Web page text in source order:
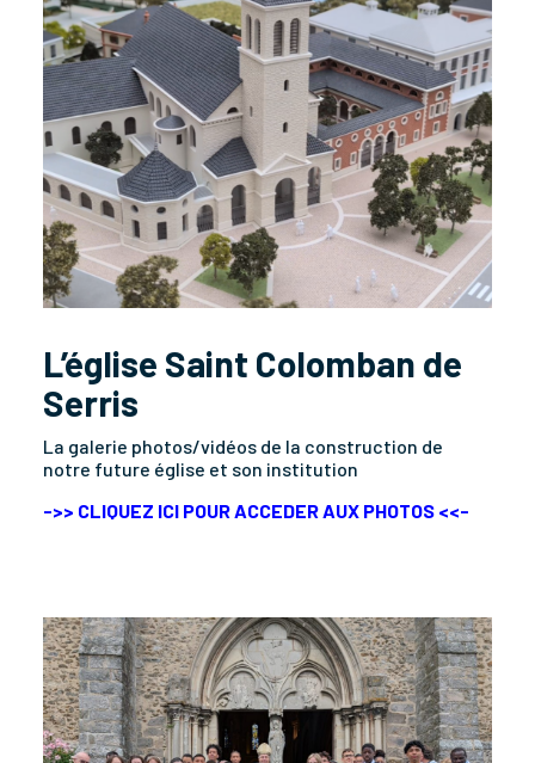
L’église Saint Colomban de
Serris
La galerie photos/vidéos de la construction de
notre future église et son institution
->> CLIQUEZ ICI POUR ACCEDER AUX PHOTOS <<-